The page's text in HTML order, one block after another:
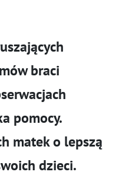
braci
pomocy.
matek o lepszą
dzieci.